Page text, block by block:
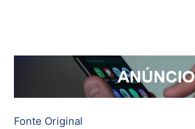
Fonte Original